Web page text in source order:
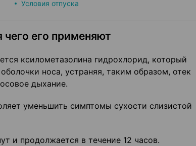
Условия отпуска
чего его применяют
ксилометазолина гидрохлорид, который
носа, устраняя, таким образом, отек
дыхание.
уменьшить симпто­мы сухости слизистой
и продолжается в тече­ние 12 часов.